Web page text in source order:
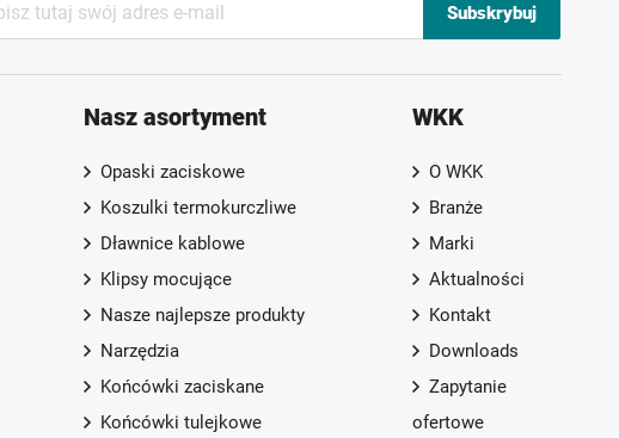
Subskrybuj
Nasz asortyment
Opaski zaciskowe
Koszulki termokurczliwe
Dławnice kablowe
Klipsy mocujące
Nasze najlepsze produkty
Narzędzia
Końcówki zaciskane
Końcówki tulejkowe
WKK
O WKK
Branże
Marki
Aktualności
Kontakt
Downloads
Zapytanie
ofertowe